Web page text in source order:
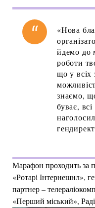
«Нова
йдемо до
роботи
що у всіх
знаємо,
буває,
Марафон проходить за
«Ротарі Інтернешнл»,
партнер –
«Перший міський»,